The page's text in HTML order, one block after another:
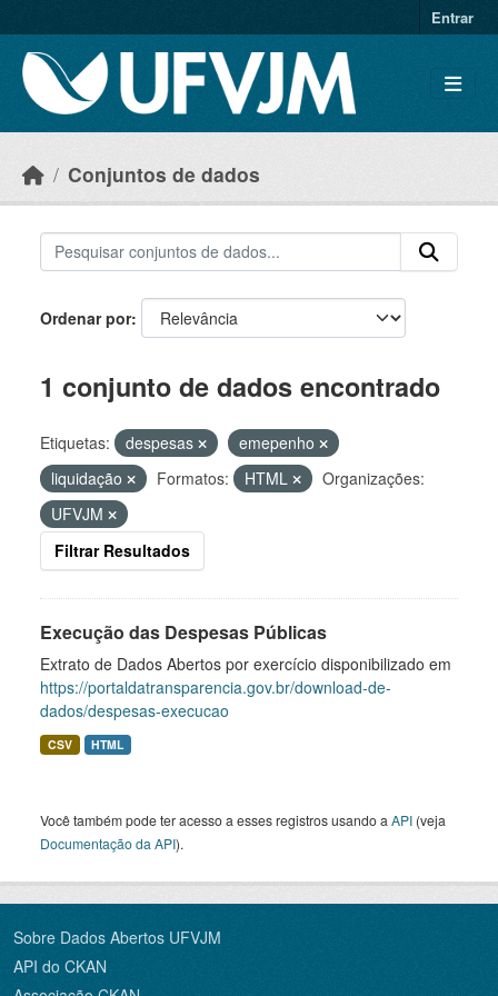
Entrar
Conjuntos de dados
Ordenar por
1 conjunto de dados encontrado
Etiquetas: despesas
emepenho
liquidação
Formatos: HTML
Organizações:
UFVJM
Filtrar Resultados
Execução das Despesas Públicas
Extrato de Dados Abertos por exercício disponibilizado em
https://portaldatransparencia.gov.br/download-de-
dados/despesas-execucao
CSV HTML
Você também pode ter acesso a esses registros usando a API (veja
Documentação da API).
Sobre Dados Abertos UFVJM
API do CKAN